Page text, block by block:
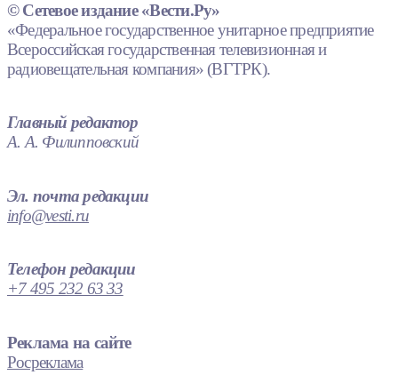
© Сетевое издание «Вести.Ру»
«Федеральное государственное унитарное предприятие
Всероссийская государственная телевизионная и
радиовещательная компания» (ВГТРК).
Главный редактор
А. А. Филипповский
Эл. почта редакции
info@vesti.ru
Телефон редакции
+7 495 232 63 33
Реклама на сайте
Росреклама